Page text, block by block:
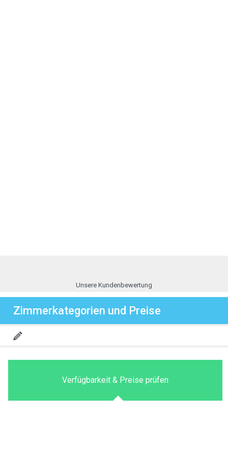
Unsere Kundenbewertung
Zimmerkategorien und Preise
Verfügbarkeit & Preise prüfen